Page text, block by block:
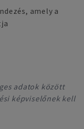
amely a
adatok között
képviselőnek kell